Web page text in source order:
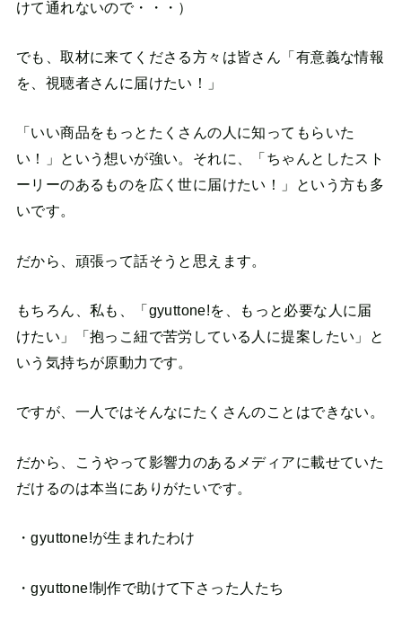
けて通れないので・・・）
でも、取材に来てくださる方々は皆さん「有意義な情報
を、視聴者さんに届けたい！」
「いい商品をもっとたくさんの人に知ってもらいた
い！」という想いが強い。それに、「ちゃんとしたスト
ーリーのあるものを広く世に届けたい！」という方も多
いです。
だから、頑張って話そうと思えます。
もちろん、私も、「gyuttone!を、もっと必要な人に届
けたい」「抱っこ紐で苦労している人に提案したい」と
いう気持ちが原動力です。
ですが、一人ではそんなにたくさんのことはできない。
だから、こうやって影響力のあるメディアに載せていた
だけるのは本当にありがたいです。
・gyuttone!が生まれたわけ
・gyuttone!制作で助けて下さった人たち